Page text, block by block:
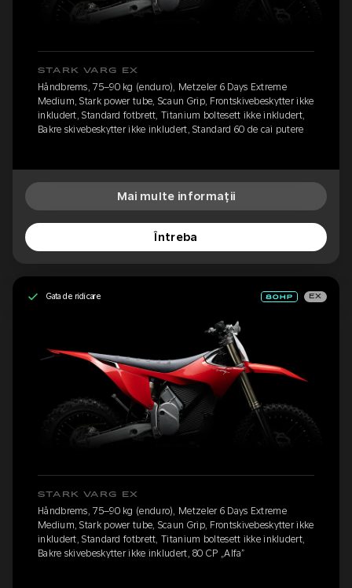
STARK VARG EX
Håndbrems, 75–90 kg (enduro), Metzeler 6 Days Extreme
Medium, Stark power tube, Scaun Grip, Frontskivebeskytter ikke
inkludert, Standard fotbrett, Titanium boltesett ikke inkludert,
Bakre skivebeskytter ikke inkludert, Standard 60 de cai putere
Mai multe informații
Întreba
Gata de ridicare EX
STARK VARG EX
Håndbrems, 75–90 kg (enduro), Metzeler 6 Days Extreme
Medium, Stark power tube, Scaun Grip, Frontskivebeskytter ikke
inkludert, Standard fotbrett, Titanium boltesett ikke inkludert,
Bakre skivebeskytter ikke inkludert, 80 CP „Alfa”